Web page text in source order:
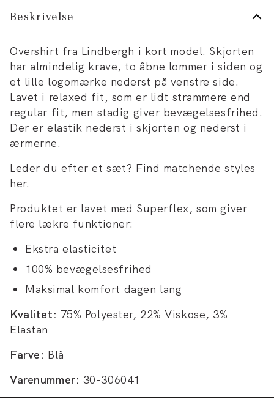
Beskrivelse
Overshirt fra Lindbergh i kort model. Skjorten
har almindelig krave, to åbne lommer i siden og
et lille logomærke nederst på venstre side.
Lavet i relaxed fit, som er lidt strammere end
regular fit, men stadig giver bevægelsesfrihed.
Der er elastik nederst i skjorten og nederst i
ærmerne.
Leder du efter et sæt? Find matchende styles
her.
Produktet er lavet med Superflex, som giver
flere lækre funktioner:
Ekstra elasticitet
100% bevægelsesfrihed
Maksimal komfort dagen lang
Kvalitet: 75% Polyester, 22% Viskose, 3%
Elastan
Farve: Blå
Varenummer: 30-306041